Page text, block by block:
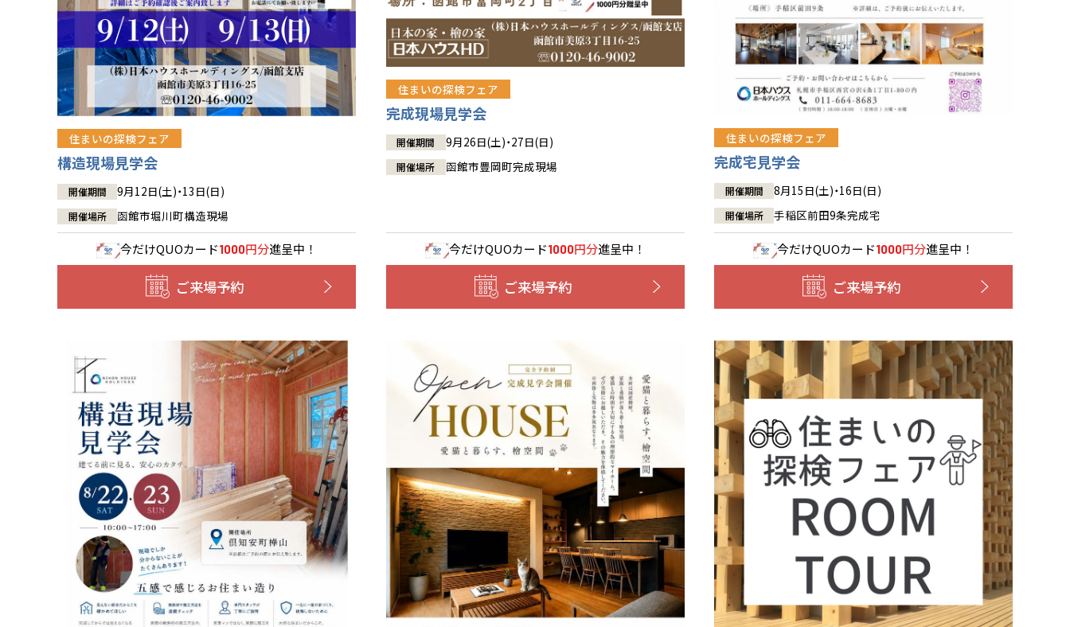
住まいの探検フェア
構造現場見学会
開催期間 9月12日(土)・13日(日)
開催場所 函館市堀川町構造現場
今だけQUOカード1000円分進呈中！
ご来場予約
住まいの探検フェア
完成現場見学会
開催期間 9月26日(土)・27日(日)
開催場所 函館市豊岡町完成現場
今だけQUOカード1000円分進呈中！
ご来場予約
住まいの探検フェア
完成宅見学会
開催期間 8月15日(土)・16日(日)
開催場所 手稲区前田9条完成宅
今だけQUOカード1000円分進呈中！
ご来場予約